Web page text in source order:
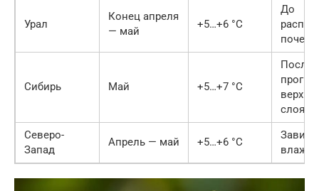
Урал
Конец апреля
— май
+5…+6 °C
До
почек
Сибирь Май +5…+7 °C
После
слоя
Северо-
Запад
Апрель — май +5…+6 °C